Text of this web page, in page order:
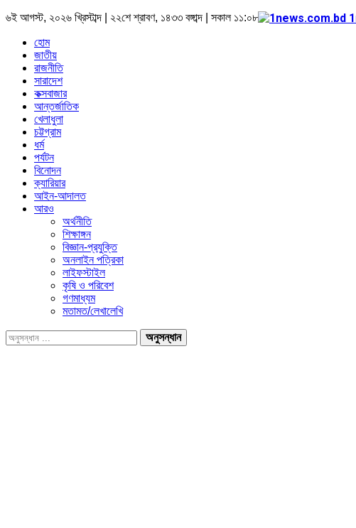
৬ই আগস্ট, ২০২৬ খ্রিস্টাব্দ | ২২শে শ্রাবণ, ১৪৩৩ বঙ্গাব্দ | সকাল ১১:০৮
হোম
জাতীয়
রাজনীতি
সারাদেশ
কক্সবাজার
আন্তর্জাতিক
খেলাধুলা
চট্টগ্রাম
ধর্ম
পর্যটন
বিনোদন
ক্যারিয়ার
আইন-আদালত
আরও
অর্থনীতি
শিক্ষাঙ্গন
বিজ্ঞান-প্রযুক্তি
অনলাইন পত্রিকা
লাইফস্টাইল
কৃষি ও পরিবেশ
গণমাধ্যম
মতামত/লেখালেখি